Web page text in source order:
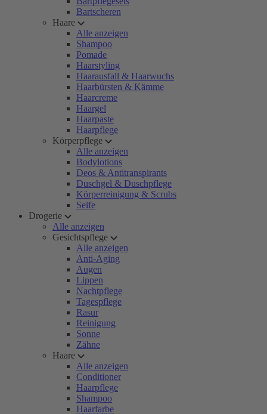
Bartscheren
Haare
Alle anzeigen
Shampoo
Pomade
Haarstyling
Haarausfall & Haarwuchs
Haarbürsten & Kämme
Haarcreme
Haargel
Haarpaste
Haarpflege
Körperpflege
Alle anzeigen
Bodylotions
Deos & Antitranspirants
Duschgel & Duschpflege
Körperreinigung & Scrubs
Seife
Drogerie
Alle anzeigen
Gesichtspflege
Alle anzeigen
Anti-Aging
Augen
Lippen
Nachtpflege
Tagespflege
Rasur
Reinigung
Sonne
Zähne
Haare
Alle anzeigen
Conditioner
Haarpflege
Shampoo
Haarfarbe